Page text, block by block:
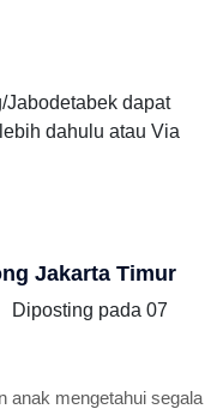
Jabodetabek dapat
dahulu atau Via
Jakarta Timur
Diposting pada 07
anak mengetahui segala